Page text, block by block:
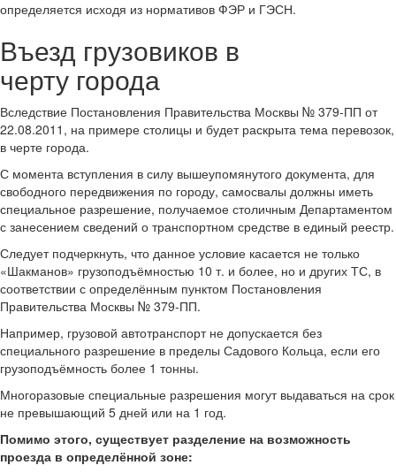
определяется исходя из нормативов ФЭР и ГЭСН.
Въезд грузовиков в
черту города
Вследствие Постановления Правительства Москвы № 379-ПП от
22.08.2011, на примере столицы и будет раскрыта тема перевозок,
в черте города.
С момента вступления в силу вышеупомянутого документа, для
свободного передвижения по городу, самосвалы должны иметь
специальное разрешение, получаемое столичным Департаментом
с занесением сведений о транспортном средстве в единый реестр.
Следует подчеркнуть, что данное условие касается не только
«Шакманов» грузоподъёмностью 10 т. и более, но и других ТС, в
соответствии с определённым пунктом Постановления
Правительства Москвы № 379-ПП.
Например, грузовой автотранспорт не допускается без
специального разрешение в пределы Садового Кольца, если его
грузоподъёмность более 1 тонны.
Многоразовые специальные разрешения могут выдаваться на срок
не превышающий 5 дней или на 1 год.
Помимо этого, существует разделение на возможность
проезда в определённой зоне: